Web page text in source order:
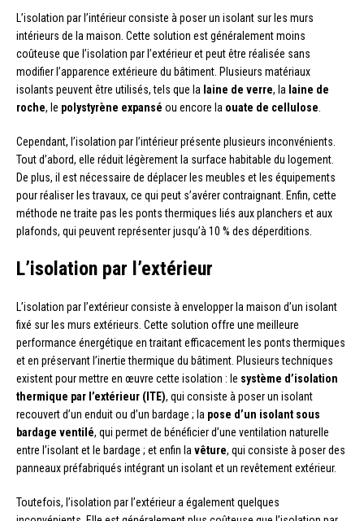
L’isolation par l’intérieur consiste à poser un isolant sur les murs
intérieurs de la maison. Cette solution est généralement moins
coûteuse que l’isolation par l’extérieur et peut être réalisée sans
modifier l’apparence extérieure du bâtiment. Plusieurs matériaux
isolants peuvent être utilisés, tels que la laine de verre, la laine de
roche, le polystyrène expansé ou encore la ouate de cellulose
Cependant, l’isolation par l’intérieur présente plusieurs inconvénients.
Tout d’abord, elle réduit légèrement la surface habitable du logement.
De plus, il est nécessaire de déplacer les meubles et les équipements
pour réaliser les travaux, ce qui peut s’avérer contraignant. Enfin, cette
méthode ne traite pas les ponts thermiques liés aux planchers et aux
plafonds, qui peuvent représenter jusqu’à 10 % des déperditions.
L’isolation par l’extérieur
L’isolation par l’extérieur consiste à envelopper la maison d’un isolant
fixé sur les murs extérieurs. Cette solution offre une meilleure
performance énergétique en traitant efficacement les ponts thermiques
et en préservant l’inertie thermique du bâtiment. Plusieurs techniques
existent pour mettre en œuvre cette isolation : le système d’isolation
thermique par l’extérieur (ITE), qui consiste à poser un isolant
recouvert d’un enduit ou d’un bardage ; la pose d’un isolant sous
bardage ventilé, qui permet de bénéficier d’une ventilation naturelle
entre l’isolant et le bardage ; et enfin la vêture, qui consiste à poser des
panneaux préfabriqués intégrant un isolant et un revêtement extérieur.
Toutefois, l’isolation par l’extérieur a également quelques